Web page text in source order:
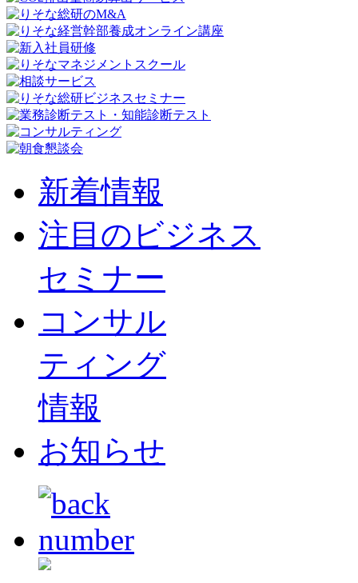
新着情報
注目のビジネス
セミナー
コンサル
ティング
情報
お知らせ